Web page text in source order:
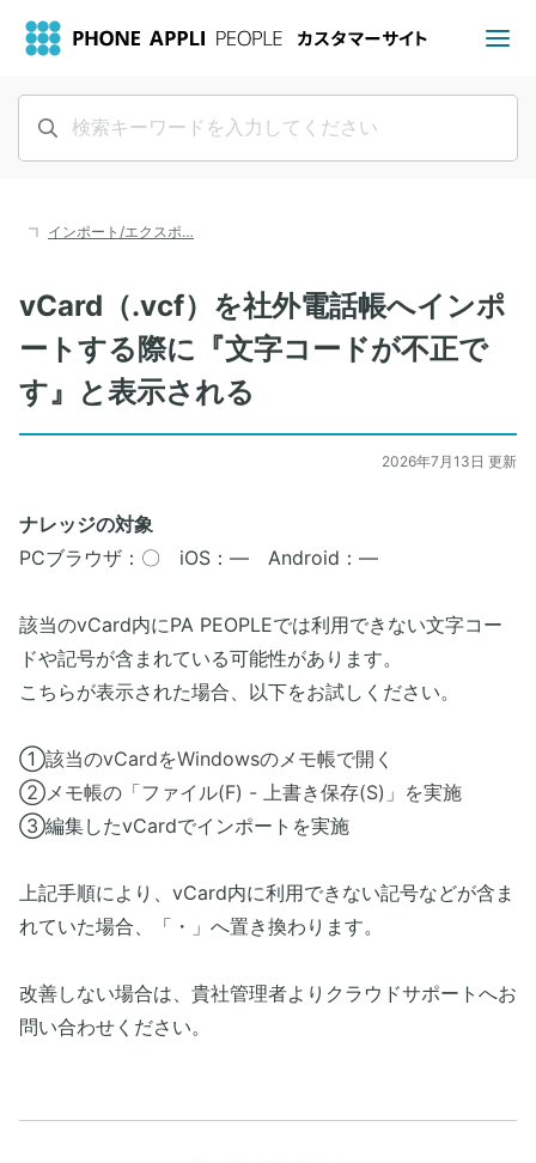
インポート/エクスポ…
vCard（.vcf）を社外電話帳へインポ
ートする際に『文字コードが不正で
す』と表示される
2026年7月13日 更新
ナレッジの対象
PCブラウザ：〇 iOS：― Android：―
該当のvCard内にPA PEOPLEでは利用できない文字コー
ドや記号が含まれている可能性があります。
こちらが表示された場合、以下をお試しください。
​①該当のvCardをWindowsのメモ帳で開く
②メモ帳の「ファイル(F) - 上書き保存(S)」を実施
③編集したvCardでインポートを実施
​上記手順により、vCard内に利用できない記号などが含ま
れていた場合、「・」へ置き換わります。
​改善しない場合は、貴社管理者よりクラウドサポートへお
問い合わせください。